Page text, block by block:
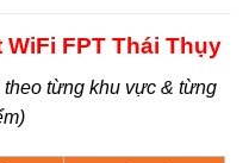
FPT Thái Thụy
từng khu vực & từng